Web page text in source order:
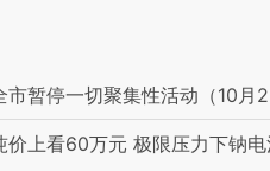
暂停一切聚集性活动（10月
上看60万元 极限压力下钠电